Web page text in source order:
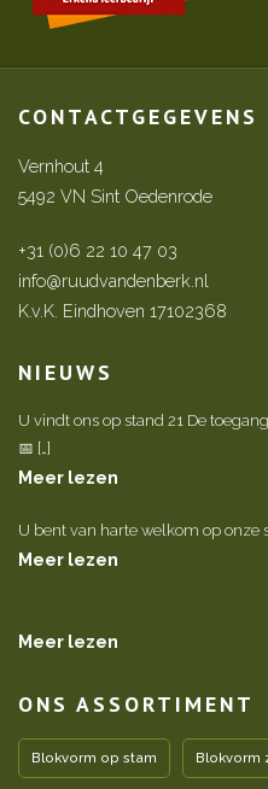
CONTACTGEGEVENS
Vernhout 4
5492 VN Sint Oedenrode
+31 (0)6 22 10 47 03
info@ruudvandenberk.nl
K.v.K. Eindhoven 17102368
NIEUWS
U vindt ons op stand 21 De
📅 […]
Meer lezen
U bent van harte welkom op onze
Meer lezen
Meer lezen
ONS ASSORTIMENT
Blokvorm op stam Blokvorm